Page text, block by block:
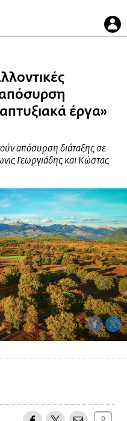
έργα»
απόσυρση διάταξης σε
Γεωργιάδης και Κώστας
0